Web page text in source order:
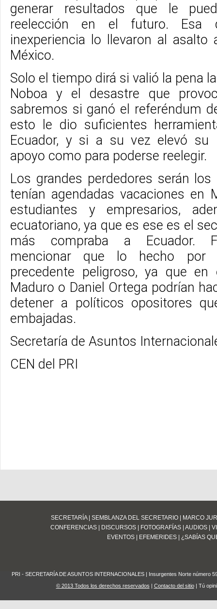
generar resultados que le
reelección en el futuro. Esa
inexperiencia lo llevaron al asalto
México.
Solo el tiempo dirá si valió la pena
Noboa y el desastre que
sabremos si ganó el referéndum
esto le dio suficientes
Ecuador, y si a su vez elevó su
apoyo como para poderse reelegir.
Los grandes perdedores serán
tenían agendadas vacaciones en
estudiantes y empresarios,
ecuatoriano, ya que es ese es el
más compraba a Ecuador.
mencionar que lo hecho por
precedente peligroso, ya que
Maduro o Daniel Ortega podrían
detener a políticos opositores
embajadas.
Secretaría de Asuntos
CEN del PRI
SECRETARÍA| SEMBLANZA DEL SECRETARIO | MARCO
CONFERENCIAS| DISCURSOS| FOTOGRAFÍAS| AUDIOS|
EVENTOS | EFEMERIDES | ¿SABÍAS
PRI - SECRETARÍA DE ASUNTOS INTERNACIONALES | Insurgentes Norte número
© 2013 Todos los derechos reservados | Contacto del sitio| Tú